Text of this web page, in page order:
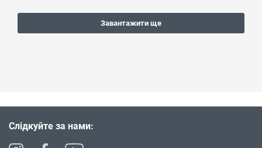
Завантажити ще
Слідкуйте за нами: